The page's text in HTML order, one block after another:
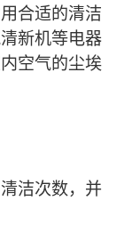
合适的清洁
新机等电器
空气的尘埃
洁次数，并